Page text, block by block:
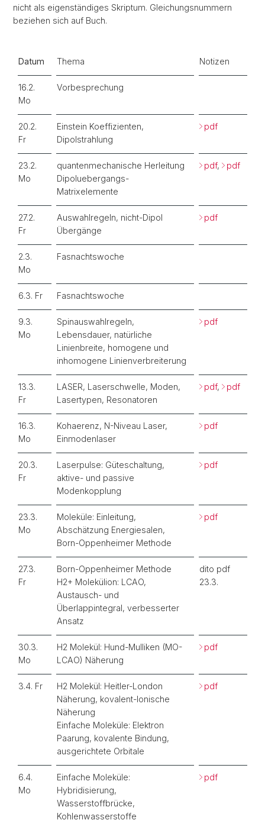
nicht als eigenständiges Skriptum. Gleichungsnummern
beziehen sich auf Buch.
Datum Thema Notizen
16.2.
Mo
Vorbesprechung
20.2.
Fr
Einstein Koeffizienten,
Dipolstrahlung
pdf
23.2.
Mo
quantenmechanische Herleitung
Dipoluebergangs-
Matrixelemente
pdf, pdf
27.2.
Fr
Auswahlregeln, nicht-Dipol
Übergänge
pdf
2.3.
Mo
Fasnachtswoche
6.3. Fr Fasnachtswoche
9.3.
Mo
Spinauswahlregeln,
Lebensdauer, natürliche
Linienbreite, homogene und
inhomogene Linienverbreiterung
pdf
13.3.
Fr
LASER, Laserschwelle, Moden,
Lasertypen, Resonatoren
pdf, pdf
16.3.
Mo
Kohaerenz, N-Niveau Laser,
Einmodenlaser
pdf
20.3.
Fr
Laserpulse: Güteschaltung,
aktive- und passive
Modenkopplung
pdf
23.3.
Mo
Moleküle: Einleitung,
Abschätzung Energiesalen,
Born-Oppenheimer Methode
pdf
27.3.
Fr
Born-Oppenheimer Methode
H2+ Molekülion: LCAO,
Austausch- und
Überlappintegral, verbesserter
Ansatz
dito pdf
23.3.
30.3.
Mo
H2 Molekül: Hund-Mulliken (MO-
LCAO) Näherung
pdf
3.4. Fr
H2 Molekül: Heitler-London
Näherung, kovalent-Ionische
Näherung
Einfache Moleküle: Elektron
Paarung, kovalente Bindung,
ausgerichtete Orbitale
pdf
6.4.
Mo
Einfache Moleküle:
Hybridisierung,
Wasserstoffbrücke,
Kohlenwasserstoffe
pdf